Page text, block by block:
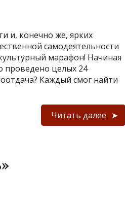
и, конечно же, ярких
самодеятельности
марафон! Начиная
проведено целых 24
Каждый смог найти
Читать далее